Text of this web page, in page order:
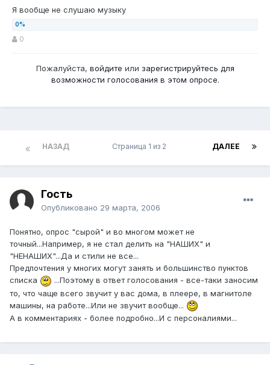
Я вообще не слушаю музыку
0
Пожалуйста, войдите или зарегистрируйтесь для
возможности голосования в этом опросе.
НАЗАД ДАЛЕЕ
Страница 1 из 2
Гость
Опубликовано 29 марта, 2006
Понятно, опрос "сырой" и во многом может не
точный...Например, я не стал делить на "НАШИХ" и
"НЕНАШИХ"...Да и стили не все...
Предпочтения у многих могут занять и большинство пунктов
списка
...Поэтому в ответ голосования - все-таки заносим
то, что чаще всего звучит у вас дома, в плеере, в магнитоле
машины, на работе...Или не звучит вообще...
А в комментариях - более подробно...И с персоналиями...